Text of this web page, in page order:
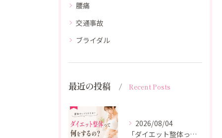
腰痛
交通事故
ブライダル
最近の投稿 Recent Posts
2026/08/04
「ダイエット整体って、寝ているだけで痩せるの？」